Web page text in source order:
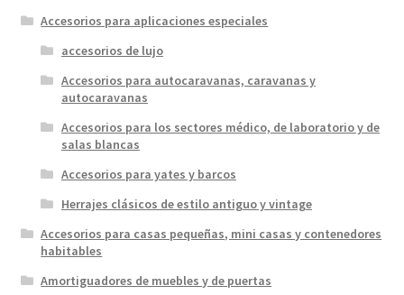
Accesorios para aplicaciones especiales
accesorios de lujo
Accesorios para autocaravanas, caravanas y
autocaravanas
Accesorios para los sectores médico, de laboratorio y de
salas blancas
Accesorios para yates y barcos
Herrajes clásicos de estilo antiguo y vintage
Accesorios para casas pequeñas, mini casas y contenedores
habitables
Amortiguadores de muebles y de puertas